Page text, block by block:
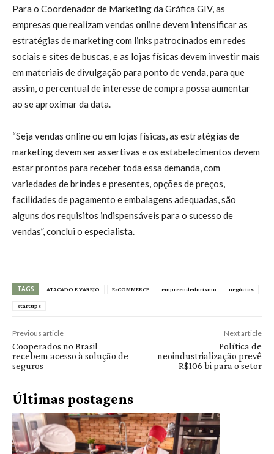
Para o Coordenador de Marketing da Gráfica GIV, as
empresas que realizam vendas online devem intensificar as
estratégias de marketing com links patrocinados em redes
sociais e sites de buscas, e as lojas físicas devem investir mais
em materiais de divulgação para ponto de venda, para que
assim, o percentual de interesse de compra possa aumentar
ao se aproximar da data.
“Seja vendas online ou em lojas físicas, as estratégias de
marketing devem ser assertivas e os estabelecimentos devem
estar prontos para receber toda essa demanda, com
variedades de brindes e presentes, opções de preços,
facilidades de pagamento e embalagens adequadas, são
alguns dos requisitos indispensáveis para o sucesso de
vendas”, conclui o especialista.
TAGS ATACADO E VAREJO E-COMMERCE empreendedorismo negócios
startups
Previous article
Cooperados no Brasil
recebem acesso à solução de
seguros
Next article
Política de
neoindustrialização prevê
R$106 bi para o setor
Últimas postagens